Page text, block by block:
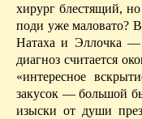
хирург блестящий,
поди уже маловато?
Натаха и Эллочка —
диагноз считается
«интересное
закусок — большой
изыски от души